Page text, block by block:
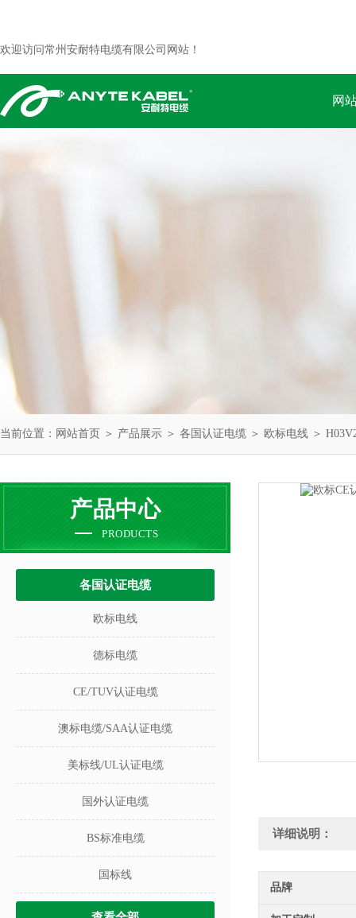
欢迎访问常州安耐特电缆有限公司网站！
网
当前位置： 网站首页 ＞ 产品展示 ＞ 各国认证电缆 ＞ 欧标电线 ＞
产品中心
PRODUCTS
各国认证电缆
欧标电线
德标电缆
CE/TUV认证电缆
澳标电缆/SAA认证电缆
美标线/UL认证电缆
国外认证电缆
BS标准电缆
国标线
详细说明：
品牌